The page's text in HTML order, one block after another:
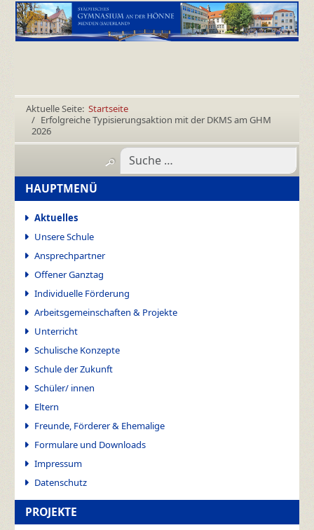
Aktuelle Seite: Startseite
Erfolgreiche Typisierungsaktion mit der DKMS am GHM
2026
HAUPTMENÜ
Aktuelles
Unsere Schule
Ansprechpartner
Offener Ganztag
Individuelle Förderung
Arbeitsgemeinschaften & Projekte
Unterricht
Schulische Konzepte
Schule der Zukunft
Schüler/ innen
Eltern
Freunde, Förderer & Ehemalige
Formulare und Downloads
Impressum
Datenschutz
PROJEKTE